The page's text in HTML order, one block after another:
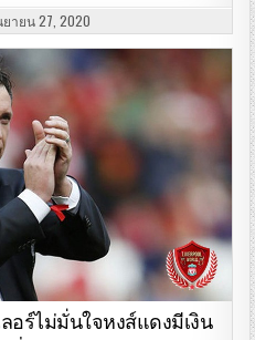
ายน 27, 2020
อร์ไม่มั่นใจหงส์แดงมีเงิน